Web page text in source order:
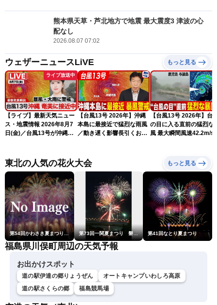
熊本県天草・芦北地方で地震 最大震度3 津波の心
配なし
2026.08.07 07:02
ウェザーニュースLiVE もっと見る
ライブ放送中
【ライブ】最新天気ニュー
ス・地震情報 2026年8月7
日(金)／台風13号が沖縄・
ュースLiVEアフタヌーン・
小林李衣奈／内藤邦裕〉
【台風13号 2026年】沖縄
本島に最接近で猛烈な雨風
／動き遅く影響長引くおそ
【台風13号 2026年】台
の目に入る直前の猛烈な
風 最大瞬間風速42.2m/s
東北の人気の花火大会 もっと見る
第54回かわさき夏まつり花火大会「おらが自慢のでっかい花火」 第73回一関夏まつり 磐井川川開き花火大会 第41回なとり夏まつり
福島県川俣町周辺の天気予報
お出かけスポット
道の駅伊達の郷りょうぜん
オートキャンプいわしろ高原
道の駅さくらの郷
福島競馬場